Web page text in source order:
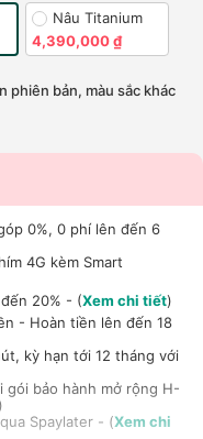
Nâu Titanium
4,390,000 ₫
phiên bản, màu sắc khác
0%, 0 phí lên đến 6
4G kèm Smart
20% - (Xem chi tiết)
- Hoàn tiền lên đến 18
kỳ hạn tới 12 tháng với
gói bảo hành mở rộng H-
)
Spaylater - (Xem chi